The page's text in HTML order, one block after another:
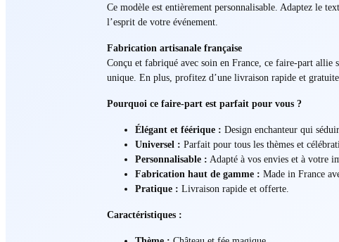
Ce modèle est entièrement personnalisable. Adaptez le
l’esprit de votre événement.
Fabrication artisanale française
Conçu et fabriqué avec soin en France, ce faire-part
unique. En plus, profitez d’une livraison rapide et
Pourquoi ce faire-part est parfait pour vous ?
Élégant et féérique : Design enchanteur qui
Universel : Parfait pour tous les thèmes et
Personnalisable : Adapté à vos envies et à votre
Fabrication haut de gamme : Made in France
Pratique : Livraison rapide et offerte.
Caractéristiques :